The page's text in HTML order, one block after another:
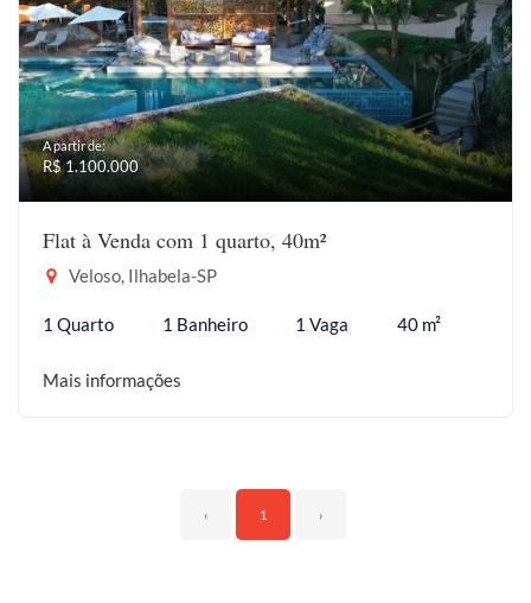
A partir de:
R$ 1.100.000
Flat à Venda com 1 quarto, 40m²
Veloso, Ilhabela-SP
1 Quarto 1 Banheiro 1 Vaga 40 m²
Mais informações
‹ 1 ›